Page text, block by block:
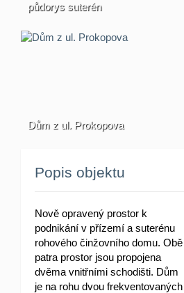
půdorys suterén
Dům z ul. Prokopova
Popis objektu
Nově opravený prostor k
podnikání v přízemí a suterénu
rohového činžovního domu. Obě
patra prostor jsou propojena
dvěma vnitřními schodišti. Dům
je na rohu dvou frekventovaných